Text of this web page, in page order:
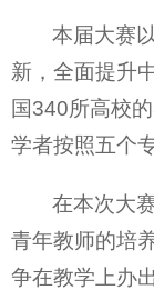
本届大赛
新，全面提升
国340所高校
学者按照五个
在本次大
青年教师的培
争在教学上办